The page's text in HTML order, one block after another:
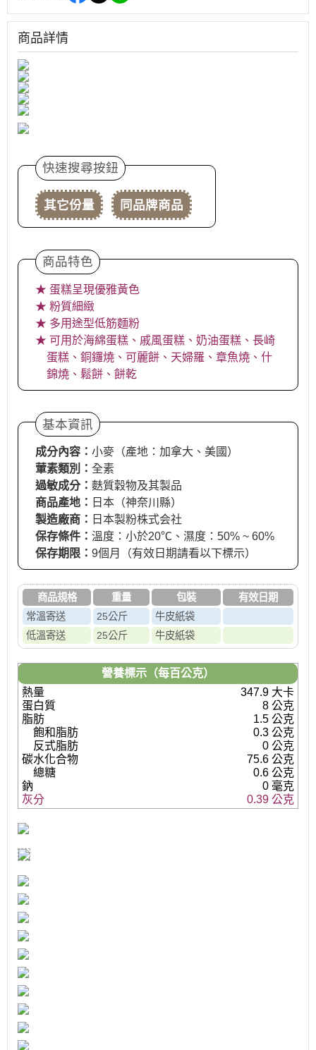
商品詳情
快速搜尋按鈕
其它份量 同品牌商品
商品特色
★ 蛋糕呈現優雅黃色
★ 粉質細緻
★ 多用途型低筋麵粉
★ 可用於海綿蛋糕、戚風蛋糕、奶油蛋糕、長崎
蛋糕、銅鑼燒、可麗餅、天婦羅、章魚燒、什
錦燒、鬆餅、餅乾
基本資訊
成分內容： 小麥（產地：加拿大、美國）
葷素類別： 全素
過敏成分： 麩質穀物及其製品
商品產地： 日本（神奈川縣）
製造廠商： 日本製粉株式会社
保存條件： 溫度：小於20℃、濕度：50% ~ 60%
保存期限： 9個月（有效日期請看以下標示）
商品規格 重量 包裝
有效日期
常溫寄送
25公斤
牛皮紙袋
低溫寄送
25公斤 牛皮紙袋
營養標示（每百公克）
熱量
347.9 大卡
蛋白質
8 公克
脂肪
1.5 公克
飽和脂肪
0.3 公克
反式脂肪
0 公克
碳水化合物
75.6 公克
總糖
0.6 公克
鈉
0 毫克
灰分
0.39 公克